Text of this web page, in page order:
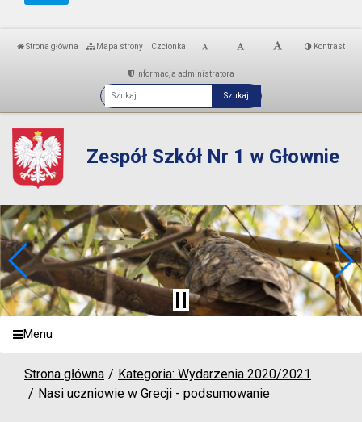
Strona główna Mapa strony Czcionka Kontrast
Informacja administratora
Fraza
Zespół Szkół Nr 1 w Głownie
Menu
Strona główna
Kategoria: Wydarzenia 2020/2021
Nasi uczniowie w Grecji - podsumowanie